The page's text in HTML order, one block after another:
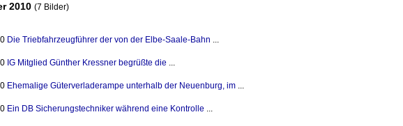
2010 (7 Bilder)
Die Triebfahrzeugführer der von der Elbe-Saale-Bahn ...
IG Mitglied Günther Kressner begrüßte die ...
Ehemalige Güterverladerampe unterhalb der Neuenburg, im ...
Ein DB Sicherungstechniker während eine Kontrolle ...